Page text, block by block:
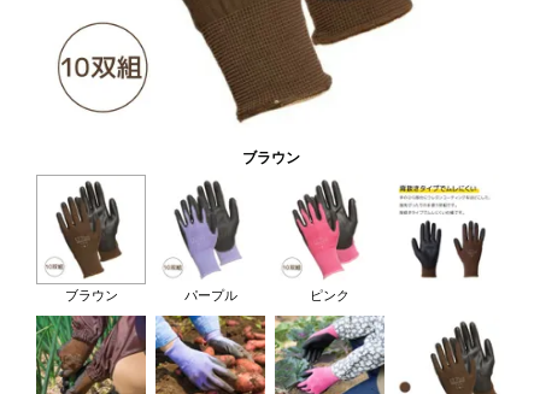
ブラウン
ブラウン パープル ピンク